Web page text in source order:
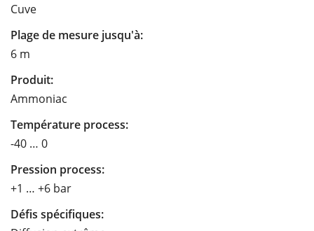
Cuve
Plage de mesure jusqu'à:
6 m
Produit:
Ammoniac
Température process:
-40 … 0
Pression process:
+1 … +6 bar
Défis spécifiques: